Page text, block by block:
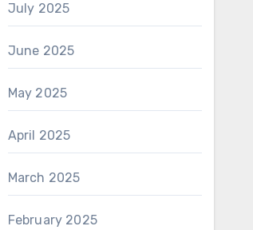
July 2025
June 2025
May 2025
April 2025
March 2025
February 2025